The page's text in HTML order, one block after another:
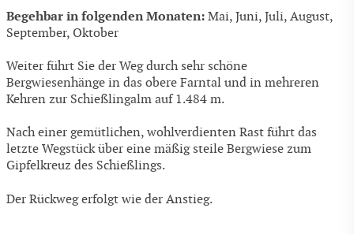
Begehbar in folgenden Monaten: Mai, Juni, Juli, August,
September, Oktober
Weiter führt Sie der Weg durch sehr schöne
Bergwiesenhänge in das obere Farntal und in mehreren
Kehren zur Schießlingalm auf 1.484 m.
Nach einer gemütlichen, wohlverdienten Rast führt das
letzte Wegstück über eine mäßig steile Bergwiese zum
Gipfelkreuz des Schießlings.
Der Rückweg erfolgt wie der Anstieg.